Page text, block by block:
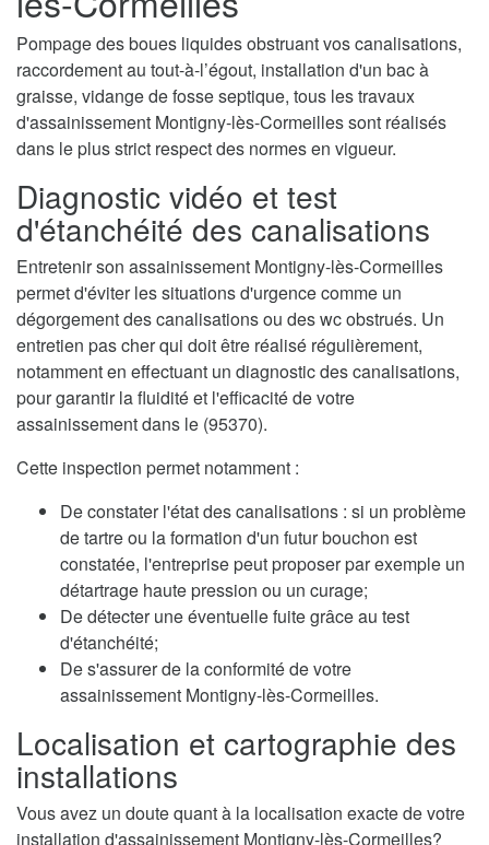
Pompage des boues liquides obstruant vos canalisations,
raccordement au tout-à-l’égout, installation d'un bac à
graisse, vidange de fosse septique, tous les travaux
d'assainissement Montigny-lès-Cormeilles sont réalisés
dans le plus strict respect des normes en vigueur.
Diagnostic vidéo et test
d'étanchéité des canalisations
Entretenir son assainissement Montigny-lès-Cormeilles
permet d'éviter les situations d'urgence comme un
dégorgement des canalisations ou des wc obstrués. Un
entretien pas cher qui doit être réalisé régulièrement,
notamment en effectuant un diagnostic des canalisations,
pour garantir la fluidité et l'efficacité de votre
assainissement dans le (95370).
Cette inspection permet notamment :
De constater l'état des canalisations : si un problème
de tartre ou la formation d'un futur bouchon est
constatée, l'entreprise peut proposer par exemple un
détartrage haute pression ou un curage;
De détecter une éventuelle fuite grâce au test
d'étanchéité;
De s'assurer de la conformité de votre
assainissement Montigny-lès-Cormeilles.
Localisation et cartographie des
installations
Vous avez un doute quant à la localisation exacte de votre
installation d'assainissement Montigny-lès-Cormeilles?